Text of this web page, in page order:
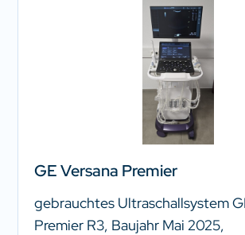
GE Versana Premier
gebrauchtes Ultraschallsystem
Premier R3, Baujahr Mai 2025,